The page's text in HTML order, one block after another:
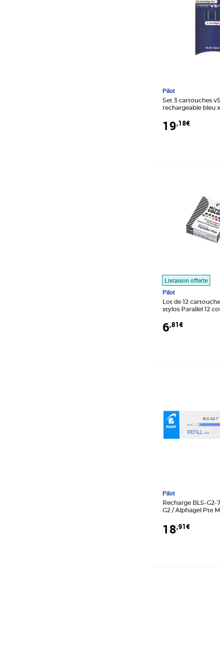
Pilot
Set 3 cartouches
rechargeable bleu
19,18€
Livraison offerte
Pilot
Lot de 12
stylos Parallel 12
6,81€
Pilot
Recharge BLS-G2-
G2 / Alphagel Pte
18,91€